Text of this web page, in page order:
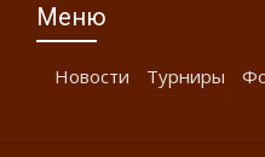
Меню
Новости Турниры